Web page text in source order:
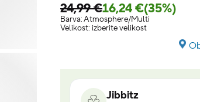
24,99 €16,24 €(35%)
Barva:Atmosphere/Multi
Velikost: izberite velikost
Jibbitz